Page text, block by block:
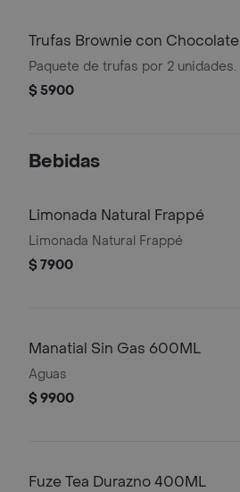
Trufas Brownie con Chocolate
Paquete de trufas por 2 unidades.
$ 5900
Bebidas
Limonada Natural Frappé
Limonada Natural Frappé
$ 7900
Manatial Sin Gas 600ML
Aguas
$ 9900
Fuze Tea Durazno 400ML